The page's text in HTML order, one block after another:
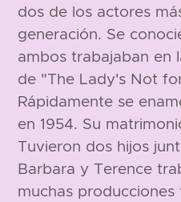
dos de los actores
generación. Se
ambos trabajaban en
de "The Lady's Not
Rápidamente se
en 1954. Su
Tuvieron dos hijos
Barbara y Terence
muchas